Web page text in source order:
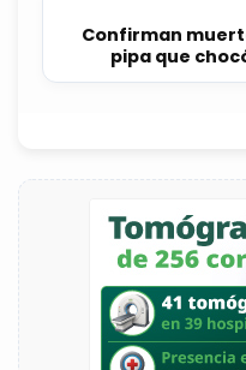
Confirman
pipa que